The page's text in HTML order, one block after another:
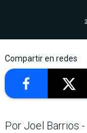
Compartir en redes
Por Joel Barrios -